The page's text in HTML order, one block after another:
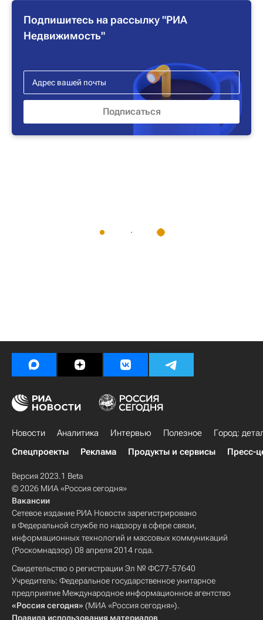
Подпишитесь на рассылку "РИА
Недвижимость"
Новости Аналитика Интервью Полезное
Город:
Спецпроекты
Реклама Продукты и сервисы Пресс-
Версия 2023.1 Beta
© 2026 МИА «Россия сегодня»
Вакансии
Сетевое издание РИА Новости зарегистрировано
в Федеральной службе по надзору в сфере связи,
информационных технологий и массовых коммуникаций
(Роскомнадзор) 08 апреля 2014 года.
Свидетельство о регистрации Эл № ФС77-57640
Учредитель: Федеральное государственное унитарное
предприятие Международное информационное агентство
«Россия сегодня» (МИА «Россия сегодня»).
Правила использования материалов